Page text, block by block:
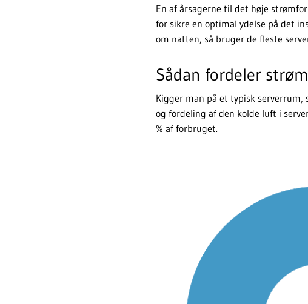
En af årsagerne til det høje
for sikre en optimal ydelse på det
om natten, så bruger de fleste
Sådan fordeler
Kigger man på et typisk
og fordeling af den kolde luft i
% af forbruget.